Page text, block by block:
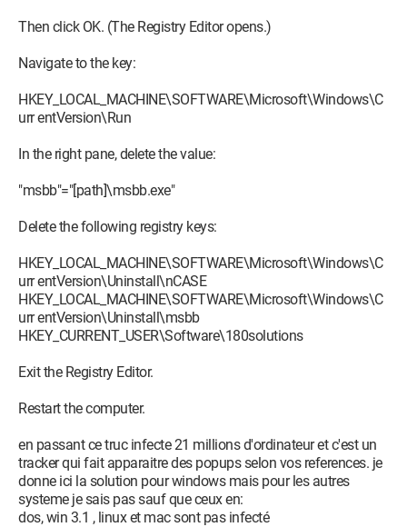
Then click OK. (The Registry Editor opens.)
Navigate to the key:
HKEY_LOCAL_MACHINE\SOFTWARE\Microsoft\Windows\C
urr entVersion\Run
In the right pane, delete the value:
"msbb"="[path]\msbb.exe"
Delete the following registry keys:
HKEY_LOCAL_MACHINE\SOFTWARE\Microsoft\Windows\C
urr entVersion\Uninstall\nCASE
HKEY_LOCAL_MACHINE\SOFTWARE\Microsoft\Windows\C
urr entVersion\Uninstall\msbb
HKEY_CURRENT_USER\Software\180solutions
Exit the Registry Editor.
Restart the computer.
en passant ce truc infecte 21 millions d'ordinateur et c'est un
tracker qui fait apparaitre des popups selon vos references. je
donne ici la solution pour windows mais pour les autres
systeme je sais pas sauf que ceux en:
dos, win 3.1 , linux et mac sont pas infecté